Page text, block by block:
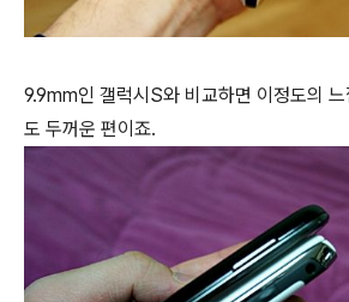
9.9mm인 갤럭시S와 비교하면 이정도의
도 두꺼운 편이죠.